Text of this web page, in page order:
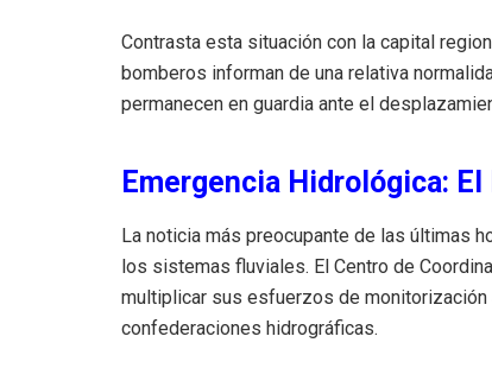
Contrasta esta situación con la capital
bomberos informan de una relativa
permanecen en guardia ante el
Emergencia Hidrológica:
La noticia más preocupante de las últimas
los sistemas fluviales. El Centro de
multiplicar sus esfuerzos de
confederaciones hidrográficas.